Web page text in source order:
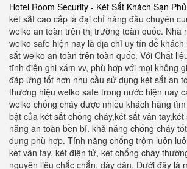
Hotel Room Security - Két Sắt Khách Sạn
két sắt cao cấp là đại chỉ hàng đầu chuyên
welko an toàn trên thị trường toàn quốc. Nhà
welko safe hiện nay là địa chỉ uy tín để
sắt welko an toàn trên toàn quốc. Với Chất
tĩnh điện ghi xám vv, phù hợp với mọi không
đáp ứng tốt hơn nhu cầu sử dụng két sắt an
thương hiệu welko safe trong nước hiện nay
welko chống cháy được nhiều khách hàng
bật của két sắt chống cháy,két sắt vân
năng an toàn bền bỉ. khả năng chống cháy
dụng phù hợp. Tính năng chống trộm luôn
két vân tay, két điện tử, két chống cháy
nguyên liệu chắc chắn, dày dặn. Dưới đây là